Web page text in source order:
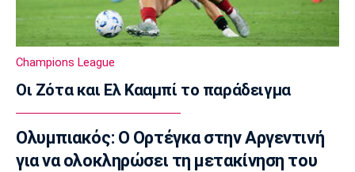
Super League 1
Ολυμπιακός: Στο κάδρο και ο Βίνια
Σάκκαρη: Νικηφόρα πρεμιέρα στο Τορόντο
07:50
Επικαιρότητα
Champions League
Οι Ζότα και Ελ Κααμπί το παράδειγμα
Ολυμπιακός: Ο Ορτέγκα στην Αργεντινή
για να ολοκληρώσει τη μετακίνηση του